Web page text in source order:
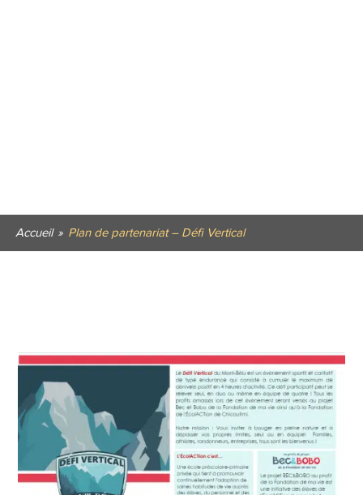
Accueil » Plan de partenariat – Défi Vertical